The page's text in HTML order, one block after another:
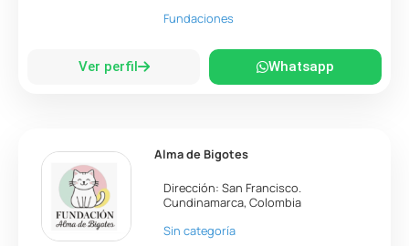
Fundaciones
Ver perfil Whatsapp
Alma de Bigotes
Dirección:San Francisco.
Cundinamarca,Colombia
Sin categoría